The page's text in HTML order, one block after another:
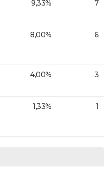
9,33% 7
8,00% 6
4,00% 3
1,33% 1